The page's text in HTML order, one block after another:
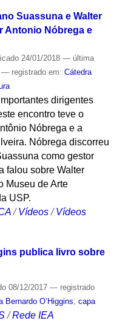
Suassuna e Walter
Antonio Nóbrega e
24/01/2018 — última
— registrado em: Cátedra
dirigentes
encontro teve o
Nóbrega e a
Nóbrega discorreu
como gestor
falou sobre Walter
Museu de Arte
USP.
/Vídeos /Vídeos
publica livro sobre
08/12/2017 — registrado
Bernardo O’Higgins capa
/Rede IEA